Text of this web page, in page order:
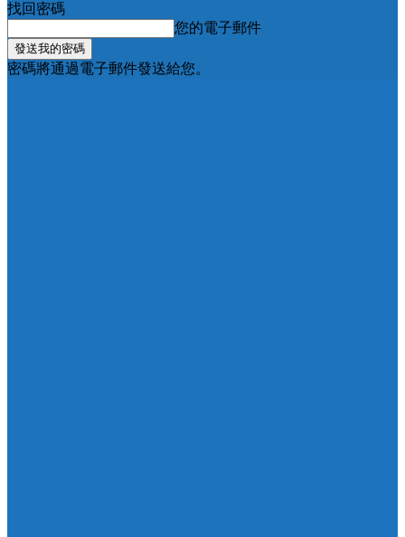
找回密碼
您的電子郵件
密碼將通過電子郵件發送給您。